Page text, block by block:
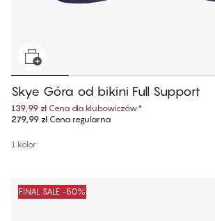
Skye Góra od bikini Full Support
139,99 zł Cena dla klubowiczów*
279,99 złCena regularna
1 kolor
FINAL SALE -50%